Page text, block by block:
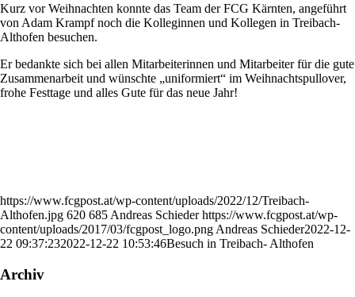
Kurz vor Weihnachten konnte das Team der FCG Kärnten, angeführt
von Adam Krampf noch die Kolleginnen und Kollegen in Treibach-
Althofen besuchen.
Er bedankte sich bei allen Mitarbeiterinnen und Mitarbeiter für die gute
Zusammenarbeit und wünschte „uniformiert“ im Weihnachtspullover,
frohe Festtage und alles Gute für das neue Jahr!
https://www.fcgpost.at/wp-content/uploads/2022/12/Treibach-
Althofen.jpg 620 685 Andreas Schieder https://www.fcgpost.at/wp-
content/uploads/2017/03/fcgpost_logo.png Andreas Schieder2022-12-
22 09:37:232022-12-22 10:53:46Besuch in Treibach- Althofen
Archiv